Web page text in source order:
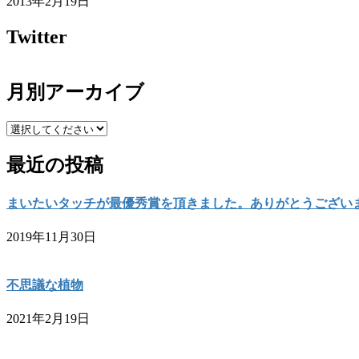
Twitter
月別アーカイブ
最近の投稿
まいたいタッチが最優秀賞を頂きました。ありがとうござい
2019年11月30日
不思議な植物
2021年2月19日